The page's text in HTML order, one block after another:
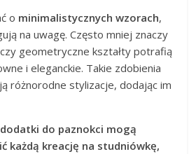
o minimalistycznych wzorach,
na uwagę. Często mniej znaczy
geometryczne kształty potrafią
i eleganckie. Takie zdobienia
różnorodne stylizacje, dodając im
do paznokci mogą
każdą kreację na studniówkę,